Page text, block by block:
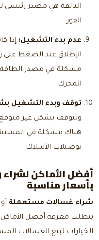
التالفة هي مصدر رئيسي
الفور.
عدم بدء التشغيل: إذا
الإطلاق عند الضغط على
مشكلة في مصدر الطاقة
المحرك.
توقف وبدء التشغيل
وتتوقف بشكل غير متوقع
هناك مشكلة في
توصيلات الأسلاك.
أفضل الأماكن
بأسعار مناسبة
شراء غسالات مستعملة
يتطلب معرفة أفضل الأماكن
الخيارات لبيع الغسالات